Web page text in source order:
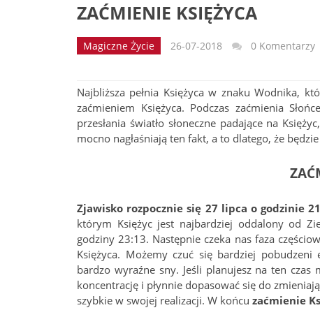
ZAĆMIENIE KSIĘŻYCA
Magiczne Życie 26-07-2018 0 Komentarzy
Najbliższa pełnia Księżyca w znaku Wodnika,
zaćmieniem Księżyca. Podczas zaćmienia
przesłania światło słoneczne padające na
mocno nagłaśniają ten fakt, a to dlatego, że
Zjawisko rozpocznie się 27 lipca o godzinie
którym Księżyc jest najbardziej oddalony od
godziny 23:13. Następnie czeka nas faza
Księżyca. Możemy czuć się bardziej
bardzo wyraźne sny. Jeśli planujesz na ten
koncentrację i płynnie dopasować się do
szybkie w swojej realizacji. W końcu zaćmienie